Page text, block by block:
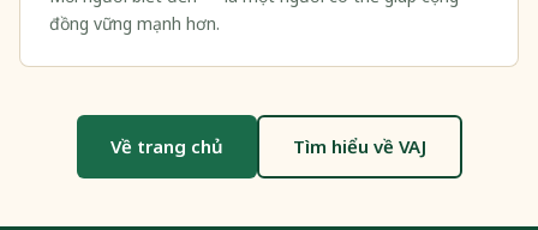
đồng vững mạnh hơn.
Về trang chủ Tìm hiểu về VAJ